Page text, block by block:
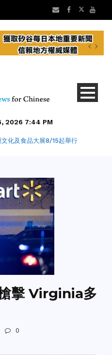
2026 7:44 PM
文化及食品大展8/15起舉行
擊 Virginia多
0